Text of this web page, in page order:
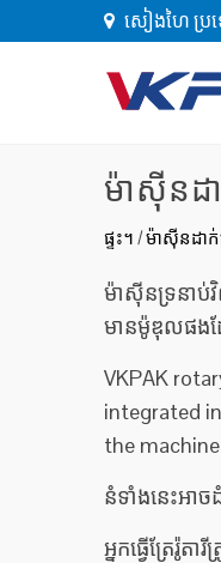
សៀងហៃ ប្រ
ម៉ាស៊ីនដ
ផ្ទះ។ /ម៉ាស៊ីនដាក់
ម៉ាស៊ីនទ្រនាប់
មានម៉ូឌុលផងដ
VKPAK
integrated
the
នំទាំងនេះអា
អ្នកធ្វើត្រែ